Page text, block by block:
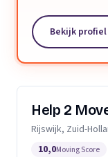
ervaring en
dat uw
Bekijk profiel
Help 2
Rijswijk, Zuid-
10,0Moving Score